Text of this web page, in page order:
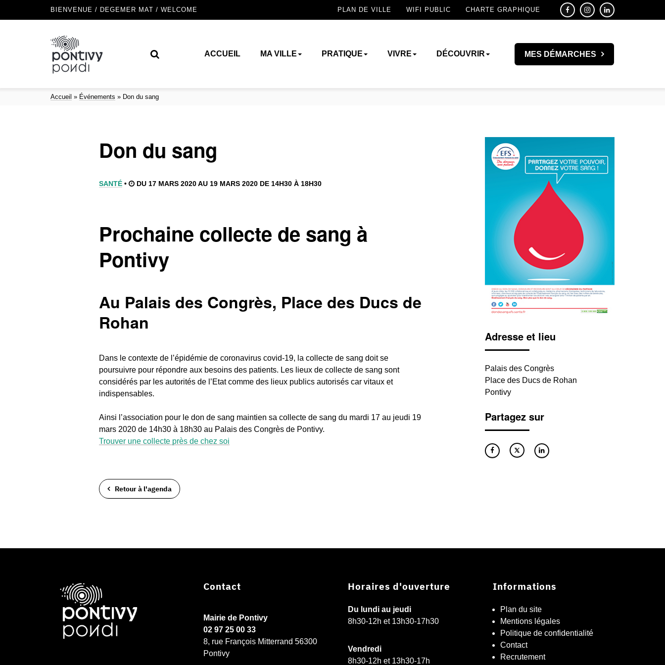
BIENVENUE / DEGEMER MAT / WELCOME PLAN DE VILLE WIFI PUBLIC CHARTE GRAPHIQUE
ACCUEIL MA VILLE PRATIQUE VIVRE DÉCOUVRIR MES DÉMARCHES
Accueil » Événements » Don du sang
Don du sang
SANTÉ• DU 17 MARS 2020 AU 19 MARS 2020 DE 14H30 À 18H30
Prochaine collecte de sang à
Pontivy
Au Palais des Congrès, Place des Ducs de
Rohan
Dans le contexte de l’épidémie de coronavirus covid-19, la collecte de sang doit se
poursuivre pour répondre aux besoins des patients. Les lieux de collecte de sang sont
considérés par les autorités de l’Etat comme des lieux publics autorisés car vitaux et
indispensables.
Ainsi l’association pour le don de sang maintien sa collecte de sang du mardi 17 au jeudi 19
mars 2020 de 14h30 à 18h30 au Palais des Congrès de Pontivy.
Trouver une collecte près de chez soi
Retour à l'agenda
Adresse et lieu
Palais des Congrès
Place des Ducs de Rohan
Pontivy
Partagez sur
Contact
Mairie de Pontivy
02 97 25 00 33
8, rue François Mitterrand 56300
Pontivy
Horaires d'ouverture
Du lundi au jeudi
8h30-12h et 13h30-17h30
Vendredi
8h30-12h et 13h30-17h
Informations
Plan du site
Mentions légales
Politique de confidentialité
Contact
Recrutement